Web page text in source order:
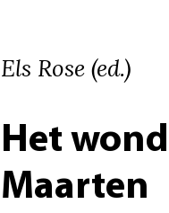
Els Rose (ed.)
Het
Maarten